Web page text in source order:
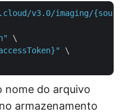
v3.0/imaging/
\
\
nome do arquivo
armazenamento